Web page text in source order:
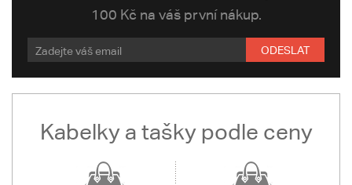
100 Kč na váš první nákup.
ODESLAT
Kabelky a tašky podle ceny